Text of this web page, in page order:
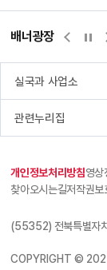
배너광장
량바로처리센터
실국과 사업소
관련누리집
개인정보처리방침영상
찾아오시는길저작권보
(55352) 전북특별자
COPYRIGHT ©